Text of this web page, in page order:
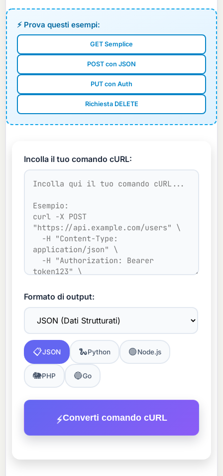
⚡ Prova questi esempi:
GET Semplice
POST con JSON
PUT con Auth
Richiesta DELETE
Incolla il tuo comando cURL:
Formato di output:
📋JSON 🐍Python 🟢Node.js
🐘PHP 🔵Go
⚡Converti comando cURL